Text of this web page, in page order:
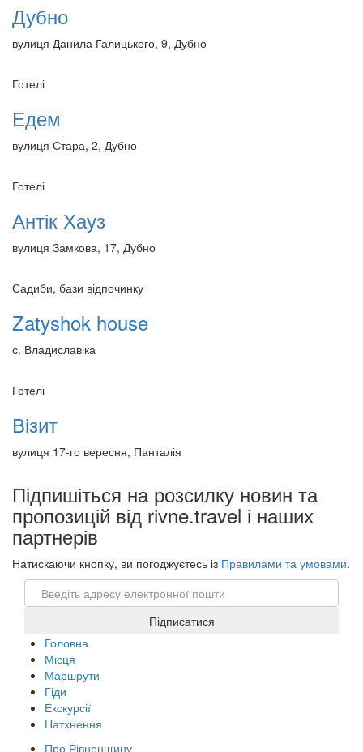
Дубно
вулиця Данила Галицького, 9, Дубно
Готелі
Едем
вулиця Стара, 2, Дубно
Готелі
Антік Хауз
вулиця Замкова, 17, Дубно
Садиби, бази відпочинку
Zatyshok house
с. Владиславіка
Готелі
Візит
вулиця 17-го вересня, Панталія
Підпишіться на розсилку новин та
пропозицій від rivne.travel і наших
партнерів
Натискаючи кнопку, ви погоджуєтесь із Правилами та умовами.
Email
Підписатися
Головна
Місця
Маршрути
Гіди
Екскурсії
Натхнення
Про Рівненщину